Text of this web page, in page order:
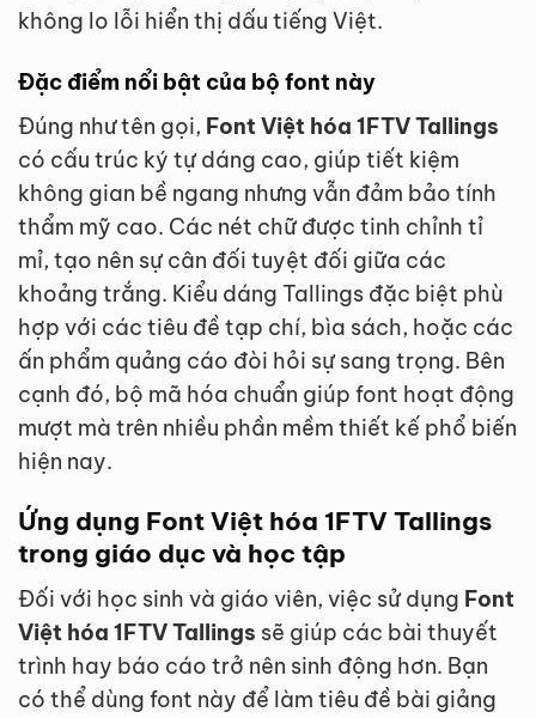
không lo lỗi hiển thị dấu tiếng Việt.
Đặc điểm nổi bật của bộ font này
Đúng như tên gọi, Font Việt hóa 1FTV Tallings
có cấu trúc ký tự dáng cao, giúp tiết kiệm
không gian bề ngang nhưng vẫn đảm bảo tính
thẩm mỹ cao. Các nét chữ được tinh chỉnh tỉ
mỉ, tạo nên sự cân đối tuyệt đối giữa các
khoảng trắng. Kiểu dáng Tallings đặc biệt phù
hợp với các tiêu đề tạp chí, bìa sách, hoặc các
ấn phẩm quảng cáo đòi hỏi sự sang trọng. Bên
cạnh đó, bộ mã hóa chuẩn giúp font hoạt động
mượt mà trên nhiều phần mềm thiết kế phổ biến
hiện nay.
Ứng dụng Font Việt hóa 1FTV Tallings
trong giáo dục và học tập
Đối với học sinh và giáo viên, việc sử dụng Font
Việt hóa 1FTV Tallings sẽ giúp các bài thuyết
trình hay báo cáo trở nên sinh động hơn. Bạn
có thể dùng font này để làm tiêu đề bài giảng